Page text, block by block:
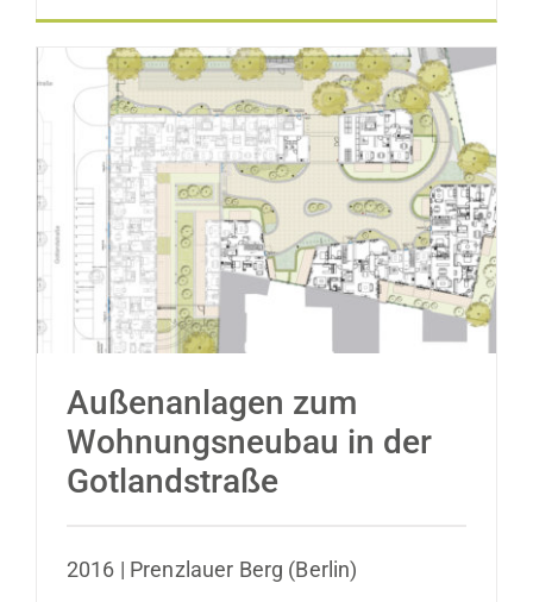
Außenanlagen zum Wohnungsneubau in
der Gotlandstraße
Außenanlagen zum
Wohnungsneubau in der
Gotlandstraße
2016 | Prenzlauer Berg (Berlin)